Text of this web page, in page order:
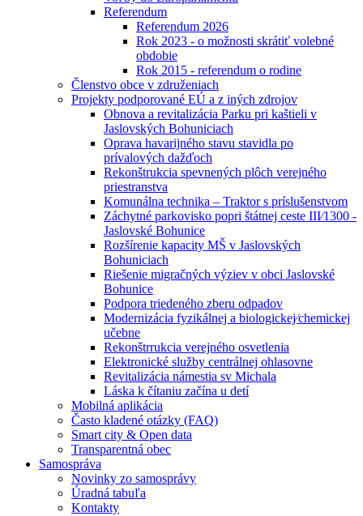
Referendum
Referendum 2026
Rok 2023 - o možnosti skrátiť volebné
obdobie
Rok 2015 - referendum o rodine
Členstvo obce v združeniach
Projekty podporované EÚ a z iných zdrojov
Obnova a revitalizácia Parku pri kaštieli v
Jaslovských Bohuniciach
Oprava havarijného stavu stavidla po
prívalových dažďoch
Rekonštrukcia spevnených plôch verejného
priestranstva
Komunálna technika – Traktor s príslušenstvom
Záchytné parkovisko popri štátnej ceste III⁄1300 -
Jaslovské Bohunice
Rozšírenie kapacity MŠ v Jaslovských
Bohuniciach
Riešenie migračných výziev v obci Jaslovské
Bohunice
Podpora triedeného zberu odpadov
Modernizácia fyzikálnej a biologickej⁄chemickej
učebne
Rekonštrrukcia verejného osvetlenia
Elektronické služby centrálnej ohlasovne
Revitalizácia námestia sv Michala
Láska k čítaniu začína u detí
Mobilná aplikácia
Často kladené otázky (FAQ)
Smart city & Open data
Transparentná obec
Samospráva
Novinky zo samosprávy
Úradná tabuľa
Kontakty